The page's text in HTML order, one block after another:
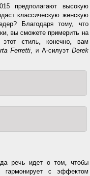
предполагают высокую
классическую женскую
Благодаря тому, что
вы сможете примерить на
стиль, конечно, вам
Ferretti, и А-силуэтDerek
речь идет о том, чтобы
гармонирует с эффектом